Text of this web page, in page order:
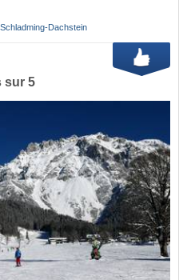
Schladming-Dachstein
sur 5